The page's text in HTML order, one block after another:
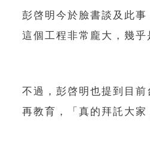
彭啓明今於臉書談及此
這個工程非常龐大，幾
不過，彭啓明也提到目
再教育，「真的拜託大